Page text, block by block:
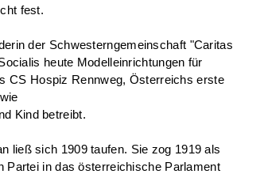
fest.
der Schwesterngemeinschaft "Caritas
heute Modelleinrichtungen für
CS Hospiz Rennweg, Österreichs erste
Kind betreibt.
ließ sich 1909 taufen. Sie zog 1919 als
Partei in das österreichische Parlament